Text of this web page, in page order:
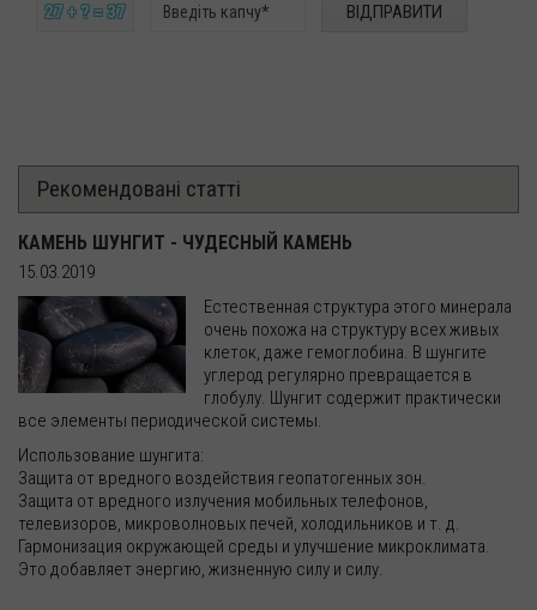
27 + ? = 37
Рекомендовані статті
КАМЕНЬ ШУНГИТ - ЧУДЕСНЫЙ КАМЕНЬ
15.03.2019
Естественная структура этого минерала
очень похожа на структуру всех живых
клеток, даже гемоглобина. В шунгите
углерод регулярно превращается в
глобулу. Шунгит содержит практически
все элементы периодической системы.
Использование шунгита:
Защита от вредного воздействия геопатогенных зон.
Защита от вредного излучения мобильных телефонов,
телевизоров, микроволновых печей, холодильников и т. д.
Гармонизация окружающей среды и улучшение микроклимата.
Это добавляет энергию, жизненную силу и силу.